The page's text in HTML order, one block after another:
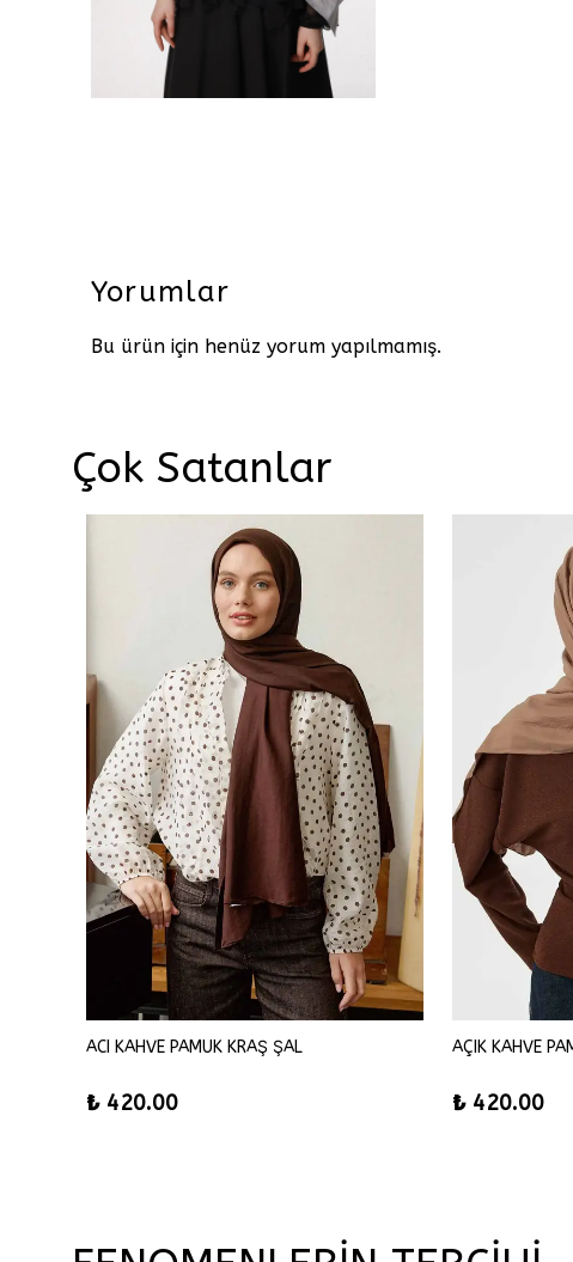
Yorumlar
Bu ürün için henüz yorum yapılmamış.
Çok Satanlar
ACI KAHVE PAMUK KRAŞ ŞAL
₺ 420.00
AÇIK KAHVE
₺ 420.00